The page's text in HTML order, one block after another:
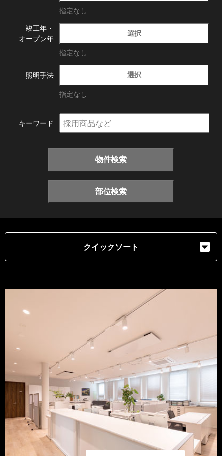
指定なし
竣工年・
オープン年
選択
指定なし
照明手法 選択
指定なし
キーワード
物件検索
部位検索
クイックソート